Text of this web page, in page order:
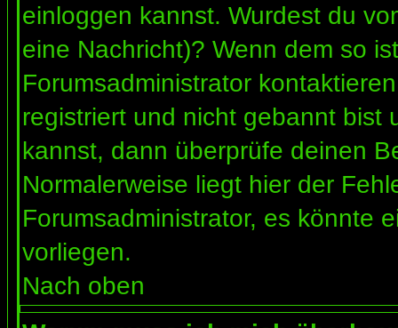
einloggen kannst. Wurdest du
eine Nachricht)? Wenn dem so
Forumsadministrator
registriert und nicht gebannt bist
kannst, dann überprüfe deinen
Normalerweise liegt hier der
Forumsadministrator, es könnte
vorliegen.
Nach oben